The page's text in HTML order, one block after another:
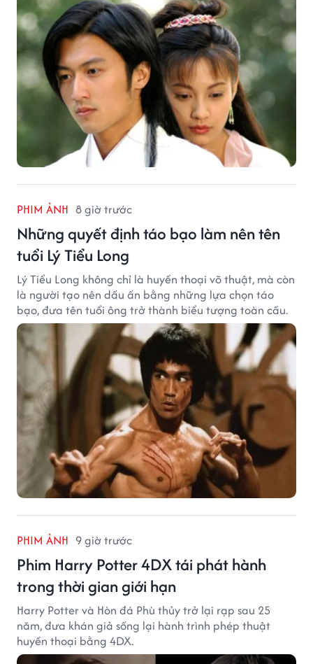
PHIM ẢNH 8 giờ trước
Những quyết định táo bạo làm nên tên
tuổi Lý Tiểu Long
Lý Tiểu Long không chỉ là huyền thoại võ thuật, mà còn
là người tạo nên dấu ấn bằng những lựa chọn táo
bạo, đưa tên tuổi ông trở thành biểu tượng toàn cầu.
PHIM ẢNH 9 giờ trước
Phim Harry Potter 4DX tái phát hành
trong thời gian giới hạn
Harry Potter và Hòn đá Phù thủy trở lại rạp sau 25
năm, đưa khán giả sống lại hành trình phép thuật
huyền thoại bằng 4DX.